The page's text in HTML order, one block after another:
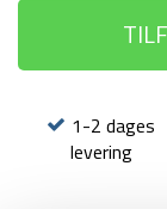
1-2 dages
levering